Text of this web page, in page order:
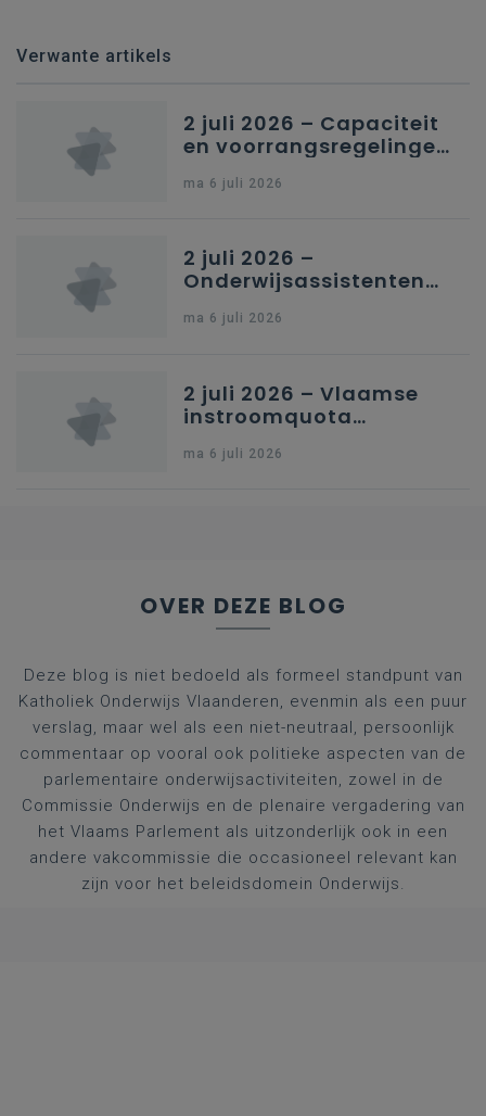
Verwante artikels
2 juli 2026 – Capaciteit
en voorrangsregelingen
secundair onderwijs in
ma 6 juli 2026
2 juli 2026 –
Onderwijsassistenten
kleuteronderwijs
ma 6 juli 2026
2 juli 2026 – Vlaamse
instroomquota
federale RIZIV-
ma 6 juli 2026
OVER DEZE BLOG
Deze blog is niet bedoeld als formeel standpunt van
Katholiek Onderwijs Vlaanderen, evenmin als een puur
verslag, maar wel als een niet-neutraal, persoonlijk
commentaar op vooral ook politieke aspecten van de
parlementaire onderwijsactiviteiten, zowel in de
Commissie Onderwijs en de plenaire vergadering van
het Vlaams Parlement als uitzonderlijk ook in een
andere vakcommissie die occasioneel relevant kan
zijn voor het beleidsdomein Onderwijs.